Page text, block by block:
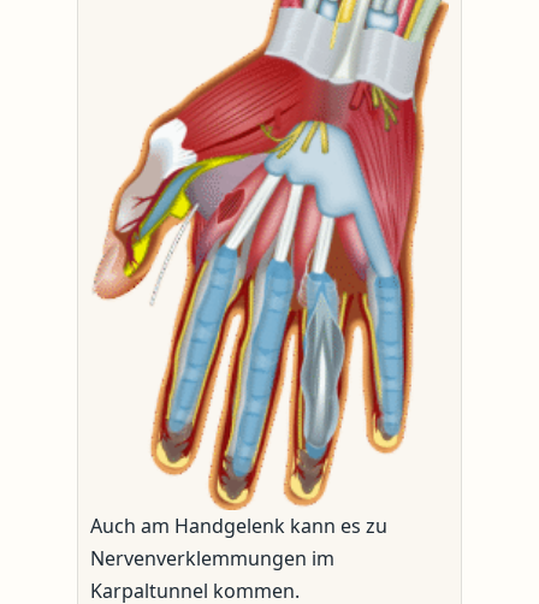
Auch am Handgelenk kann es zu
Nervenverklemmungen im
Karpaltunnel kommen.